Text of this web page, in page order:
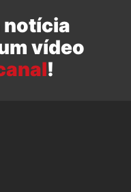
notícia
vídeo
!